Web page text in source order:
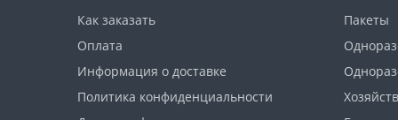
Как заказать
Оплата
Информация о доставке
Политика конфиденциальности
Пакеты